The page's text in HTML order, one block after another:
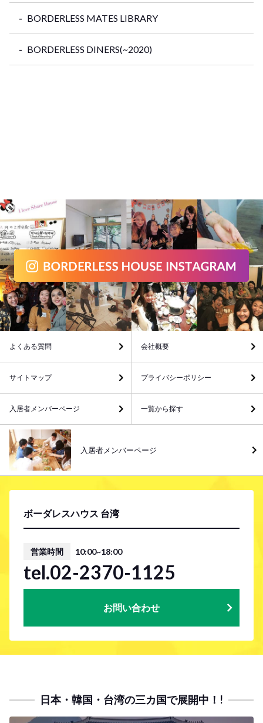
BORDERLESS MATES LIBRARY
BORDERLESS DINERS(~2020)
ボーダレスハウス 台湾
営業時間 10:00~18:00
tel.02-2370-1125
お問い合わせ
よくある質問 会社概要
サイトマップ プライバシーポリシー
入居者メンバーページ 一覧から探す
入居者メンバーページ
日本・韓国・台湾の三カ国で展開中！!